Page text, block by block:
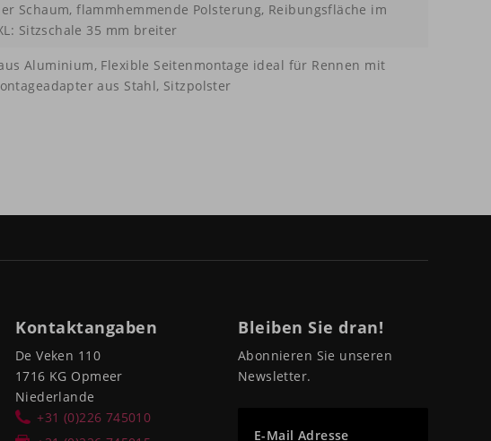
Schaum, flammhemmende Polsterung, Reibungsfläche im
Sitzschale 35 mm breiter
Aluminium, Flexible Seitenmontage ideal für Rennen mit
aus Stahl, Sitzpolster
Kontaktangaben
De Veken 110
1716 KG Opmeer
Niederlande
+31 (0)226 745010
Bleiben Sie dran!
Abonnieren Sie unseren
Newsletter.
E-Mail Adresse